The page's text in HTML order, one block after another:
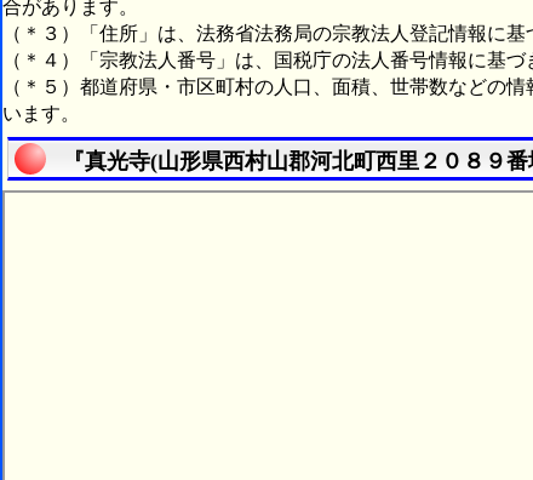
合があります。
（＊３）「住所」は、法務省法務局の宗教法人登記情報に基
（＊４）「宗教法人番号」は、国税庁の法人番号情報に基づ
（＊５）都道府県・市区町村の人口、面積、世帯数などの
います。
『真光寺(山形県西村山郡河北町西里２０８９